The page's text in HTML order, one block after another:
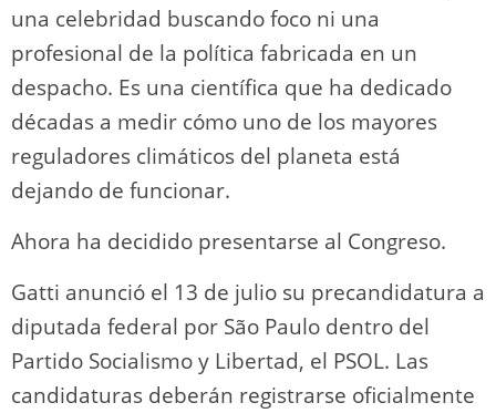
una celebridad buscando foco ni una
profesional de la política fabricada en un
despacho. Es una científica que ha dedicado
décadas a medir cómo uno de los mayores
reguladores climáticos del planeta está
dejando de funcionar.
Ahora ha decidido presentarse al Congreso.
Gatti anunció el 13 de julio su precandidatura a
diputada federal por São Paulo dentro del
Partido Socialismo y Libertad, el PSOL. Las
candidaturas deberán registrarse oficialmente